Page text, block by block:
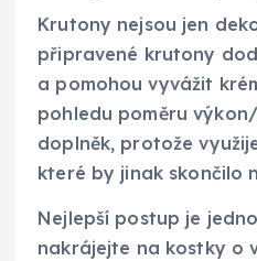
Krutony nejsou jen
připravené krutony
a pomohou vyvážit
pohledu poměru
doplněk, protože
které by jinak skončilo
Nejlepší postup je
nakrájejte na kostky o